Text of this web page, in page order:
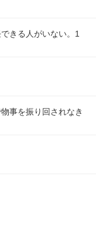
きる人がいない。1
事を振り回されなき